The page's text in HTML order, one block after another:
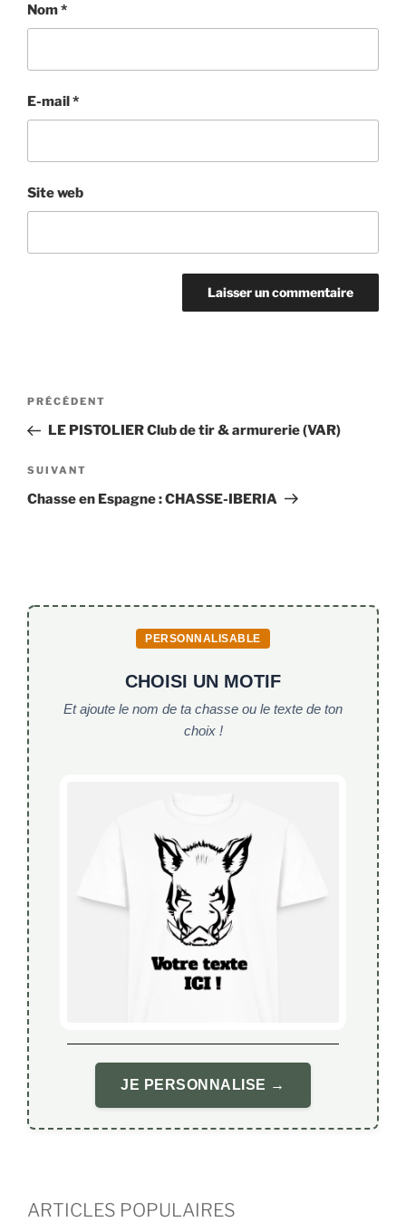
Nom*
E-mail *
Site web
Navigation
l’article
Article
précédent
PRÉCÉDENT
LE PISTOLIER Club de tir & armurerie (VAR)
Article
suivant
SUIVANT
Chasse en Espagne : CHASSE-IBERIA
PERSONNALISABLE
CHOISI UN MOTIF
Et ajoute le nom de ta chasse ou le texte de ton
choix !
JE PERSONNALISE →
ARTICLES POPULAIRES